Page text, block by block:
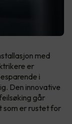
med
er
i
Den innovative
går
som er rustet for